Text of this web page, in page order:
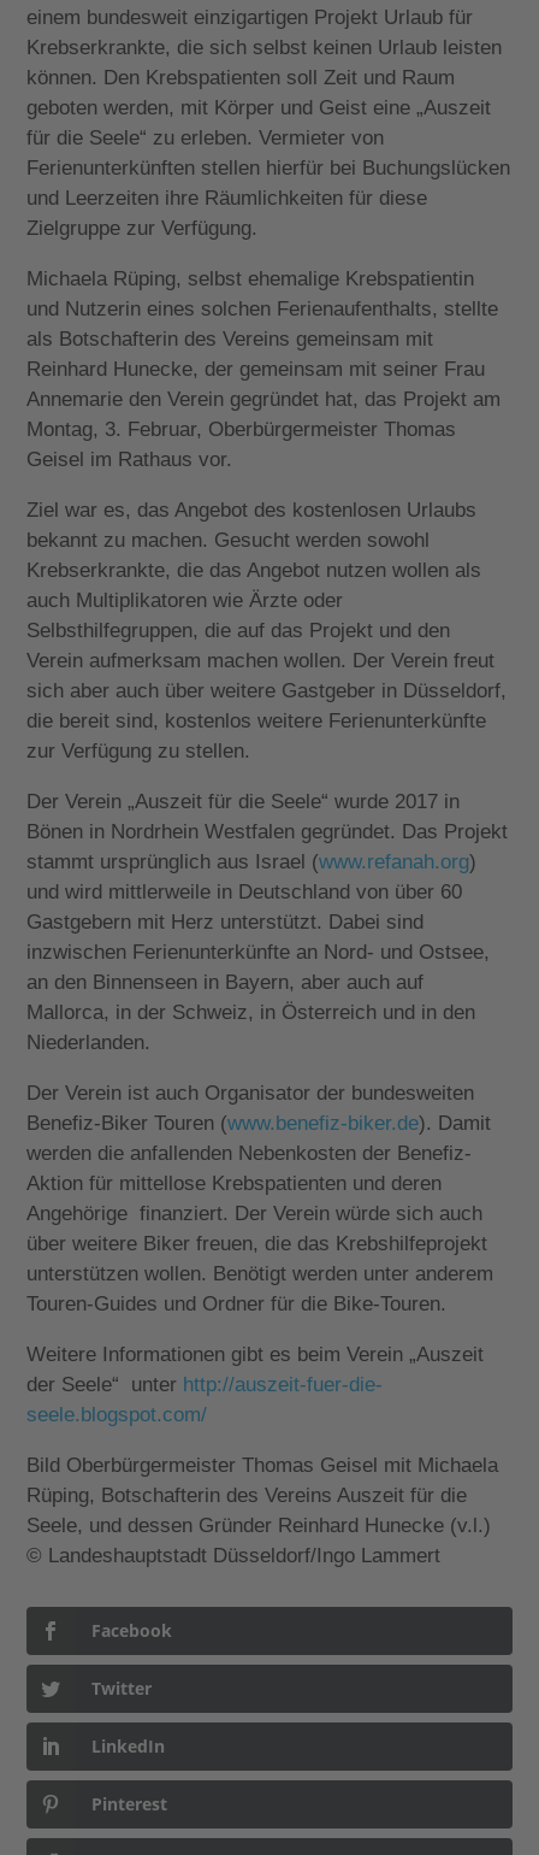
einem bundesweit einzigartigen Projekt Urlaub für
Krebserkrankte, die sich selbst keinen Urlaub leisten
können. Den Krebspatienten soll Zeit und Raum
geboten werden, mit Körper und Geist eine „Auszeit
für die Seele“ zu erleben. Vermieter von
Ferienunterkünften stellen hierfür bei Buchungslücken
und Leerzeiten ihre Räumlichkeiten für diese
Zielgruppe zur Verfügung.
Michaela Rüping, selbst ehemalige Krebspatientin
und Nutzerin eines solchen Ferienaufenthalts, stellte
als Botschafterin des Vereins gemeinsam mit
Reinhard Hunecke, der gemeinsam mit seiner Frau
Annemarie den Verein gegründet hat, das Projekt am
Montag, 3. Februar, Oberbürgermeister Thomas
Geisel im Rathaus vor.
Ziel war es, das Angebot des kostenlosen Urlaubs
bekannt zu machen. Gesucht werden sowohl
Krebserkrankte, die das Angebot nutzen wollen als
auch Multiplikatoren wie Ärzte oder
Selbsthilfegruppen, die auf das Projekt und den
Verein aufmerksam machen wollen. Der Verein freut
sich aber auch über weitere Gastgeber in Düsseldorf,
die bereit sind, kostenlos weitere Ferienunterkünfte
zur Verfügung zu stellen.
Der Verein „Auszeit für die Seele“ wurde 2017 in
Bönen in Nordrhein Westfalen gegründet. Das Projekt
stammt ursprünglich aus Israel (www.refanah.org)
und wird mittlerweile in Deutschland von über 60
Gastgebern mit Herz unterstützt. Dabei sind
inzwischen Ferienunterkünfte an Nord- und Ostsee,
an den Binnenseen in Bayern, aber auch auf
Mallorca, in der Schweiz, in Österreich und in den
Niederlanden.
Der Verein ist auch Organisator der bundesweiten
Benefiz-Biker Touren (www.benefiz-biker.de). Damit
werden die anfallenden Nebenkosten der Benefiz-
Aktion für mittellose Krebspatienten und deren
Angehörige finanziert. Der Verein würde sich auch
über weitere Biker freuen, die das Krebshilfeprojekt
unterstützen wollen. Benötigt werden unter anderem
Touren-Guides und Ordner für die Bike-Touren.
Weitere Informationen gibt es beim Verein „Auszeit
der Seele“ unter http://auszeit-fuer-die-
seele.blogspot.com/
Bild Oberbürgermeister Thomas Geisel mit Michaela
Rüping, Botschafterin des Vereins Auszeit für die
Seele, und dessen Gründer Reinhard Hunecke (v.l.)
© Landeshauptstadt Düsseldorf/Ingo Lammert
Facebook
Twitter
LinkedIn
Pinterest